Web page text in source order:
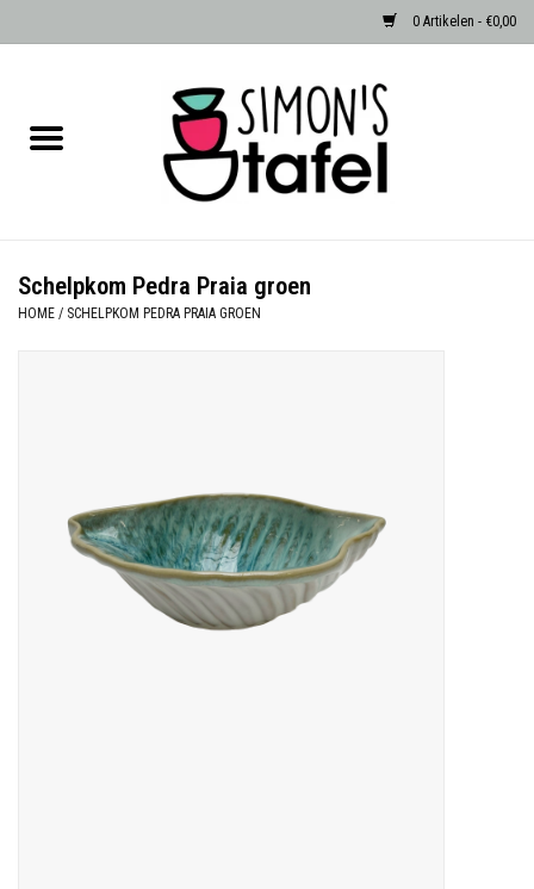
0 Artikelen - €0,00
Albast waxinehouders van Zenza
Over Simon's Tafel
Schelpkom Pedra Praia groen
HOME / SCHELPKOM PEDRA PRAIA GROEN